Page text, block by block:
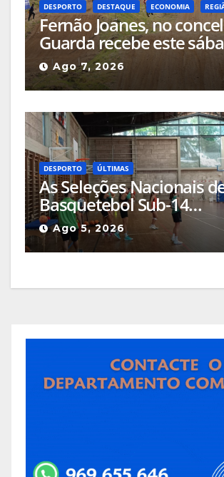
DESPORTO DESTAQUE ECONOMIA
Fernão Joanes, no
Guarda recebe este
Etapa do Campeonato
de Supercross
Ago 7, 2026
DESPORTO ÚLTIMAS
As Seleções Nacionais
Basquetebol Sub-14
(Masculinos e
a estagiar na Guarda
olhos postos em
Ago 5, 2026